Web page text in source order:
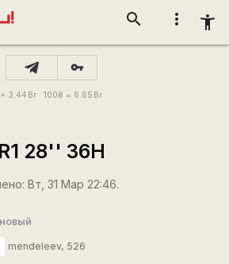
more_vert accessibility_new
search
vpn_key
= 3.44 Br 100₴ = 6.65 Br
28'' 36H
Вт, 31 Мар 22:46.
mendeleev, 526